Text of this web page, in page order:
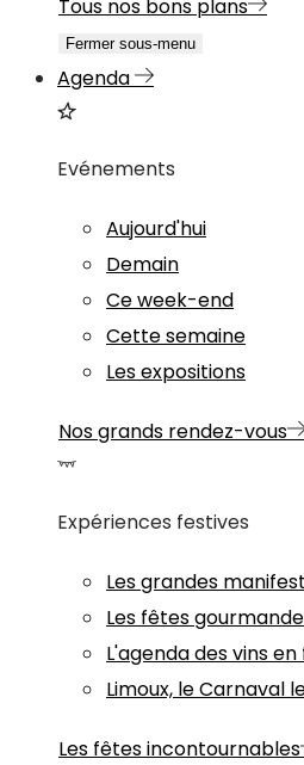
Tous nos bons plans
Fermer sous-menu
Agenda
Evénements
Aujourd'hui
Demain
Ce week-end
Cette semaine
Les expositions
Nos grands rendez-vous
Expériences festives
Les grandes
Les fêtes
L'agenda des vins
Limoux, le Carnaval
Les fêtes incontournables